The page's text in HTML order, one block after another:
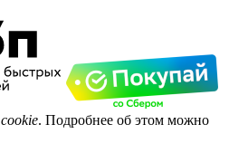
cookie. Подробнее об этом можно